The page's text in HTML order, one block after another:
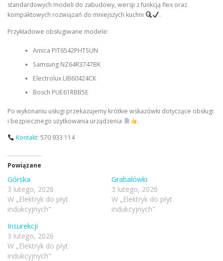
standardowych modeli do zabudowy, wersji z funkcją flex oraz
kompaktowych rozwiązań do mniejszych kuchni
.
Przykładowe obsługiwane modele:
Amica PIT6542PHTSUN
Samsung NZ64R3747BK
Electrolux LIB60424CK
Bosch PUE61RBB5E
Po wykonaniu usługi przekazujemy krótkie wskazówki dotyczące obsługi
i bezpiecznego użytkowania urządzenia
.
Kontakt: 570 933 114
Powiązane
Górska
3 lutego, 2026
W „Elektryk do płyt
indukcyjnych"
Grabalówki
3 lutego, 2026
W „Elektryk do płyt
indukcyjnych"
Insurekcji
3 lutego, 2026
W „Elektryk do płyt
indukcyjnych"